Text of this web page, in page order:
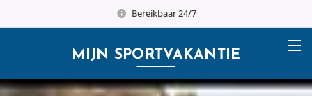
Bereikbaar 24/7
MIJN SPORTVAKANTIE